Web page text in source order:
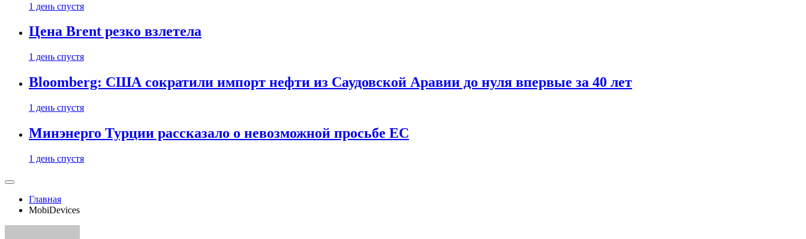
1 день спустя
Цена Brent резко взлетела
1 день спустя
Bloomberg: США сократили импорт нефти из Саудовской Аравии до нуля впервые за 40 лет
1 день спустя
Минэнерго Турции рассказало о невозможной просьбе ЕС
1 день спустя
Главная
MobiDevices